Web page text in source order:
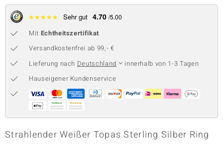
Collection
★★★★★ Sehr gut 4.70 /5.00
Mit Echtheitszertifikat
Versandkostenfrei ab 99,- €
Lieferung nach Deutschland
innerhalb von 1-3 Tagen
Hauseigener Kundenservice
Strahlender Weißer Topas Sterling Silber Ring